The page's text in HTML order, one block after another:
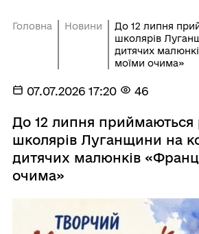
Головна Новини
До 12 липня
школярів
дитячих
моїми очима»
07.07.2026 17:20 46
До 12 липня приймаються
школярів Луганщини на
дитячих малюнків
очима»